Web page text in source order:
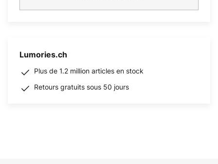
Lumories.ch
Plus de 1.2 million articles en stock
Retours gratuits sous 50 jours